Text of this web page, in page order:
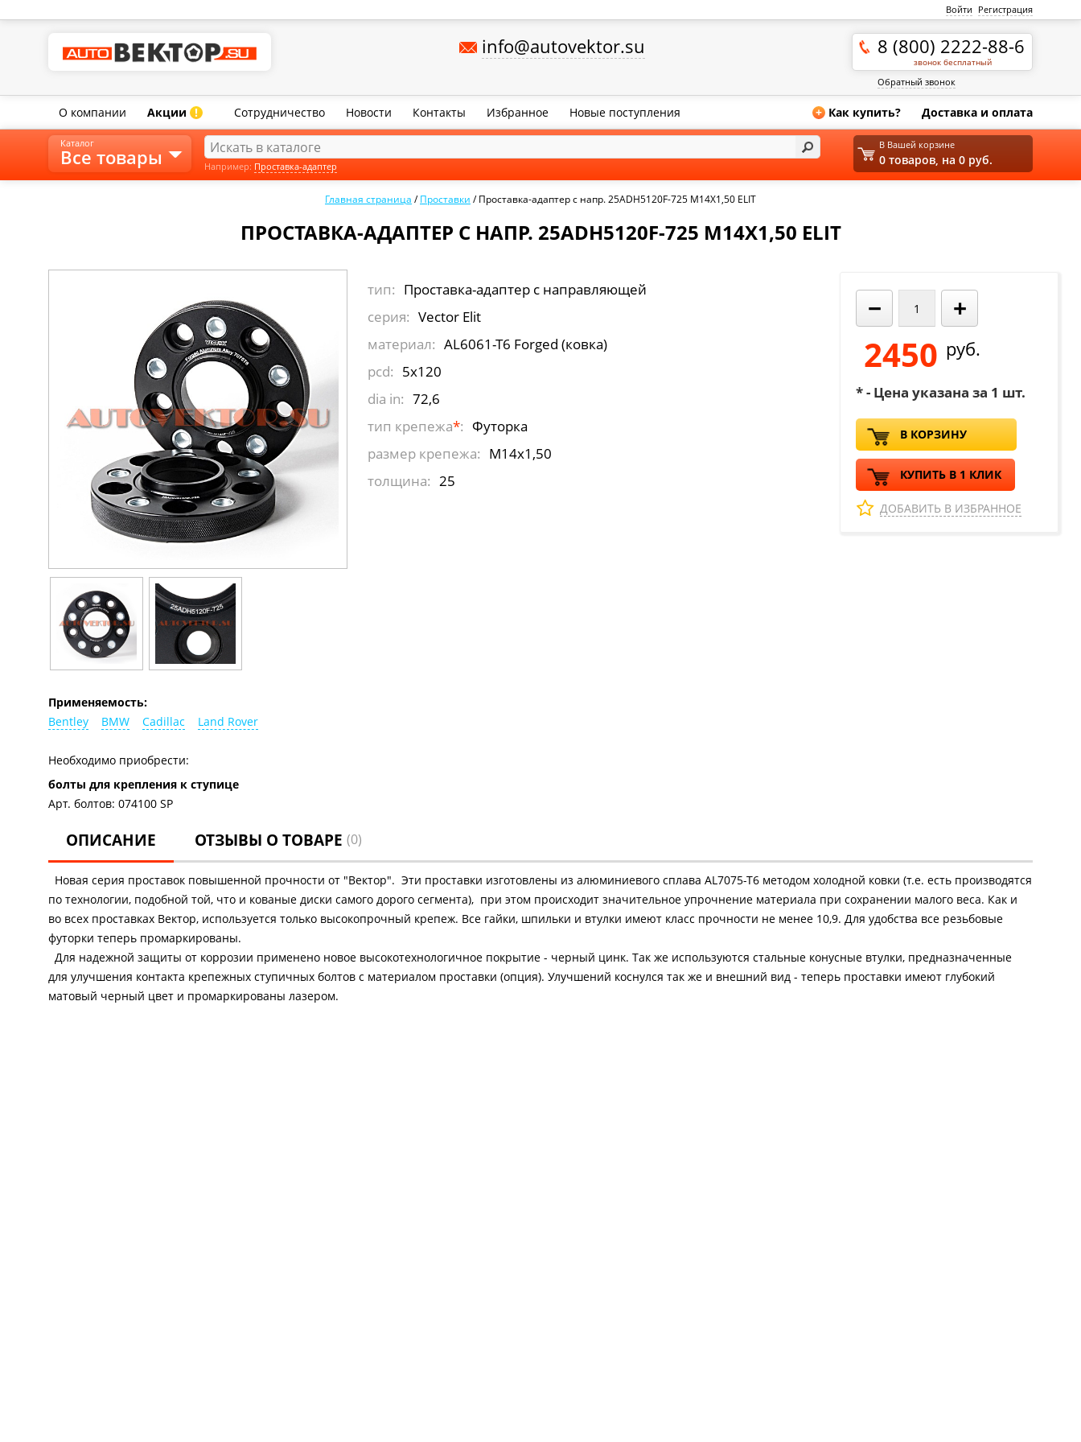
Войти Регистрация
info@autovektor.su 8 (800) 2222-88-6
звонок бесплатный
Обратный звонок
О компании Акции ! Сотрудничество Новости Контакты Избранное Новые поступления + Как купить? Доставка и оплата
Главная страница /Проставки /Проставка-адаптер с напр. 25ADH5120F-725 M14X1,50 ELIT
ПРОСТАВКА-АДАПТЕР С НАПР. 25ADH5120F-725 M14X1,50 ELIT
тип: Проставка-адаптер с направляющей
серия: Vector Elit
материал: AL6061-T6 Forged (ковка)
pcd: 5x120
dia in: 72,6
тип крепежа*: Футорка
размер крепежа: М14х1,50
толщина: 25
Применяемость:
Bentley
BMW Cadillac Land Rover
− +
2450 руб.
* - Цена указана за 1 шт.
В КОРЗИНУ
КУПИТЬ В 1 КЛИК
ДОБАВИТЬ В ИЗБРАННОЕ
Необходимо приобрести:
болты для крепления к ступице
Арт. болтов: 074100 SP
ОПИСАНИЕ ОТЗЫВЫ О ТОВАРЕ (0)
Новая серия проставок повышенной прочности от "Вектор". Эти проставки изготовлены из алюминиевого сплава AL7075-T6 методом холодной ковки (т.е. есть производятся
по технологии, подобной той, что и кованые диски самого дорого сегмента), при этом происходит значительное упрочнение материала при сохранении малого веса. Как и
во всех проставках Вектор, используется только высокопрочный крепеж. Все гайки, шпильки и втулки имеют класс прочности не менее 10,9. Для удобства все резьбовые
футорки теперь промаркированы.
Для надежной защиты от коррозии применено новое высокотехнологичное покрытие - черный цинк. Так же используются стальные конусные втулки, предназначенные
для улучшения контакта крепежных ступичных болтов с материалом проставки (опция). Улучшений коснулся так же и внешний вид - теперь проставки имеют глубокий
матовый черный цвет и промаркированы лазером.
Каталог
Все товары
В Вашей корзине
0 товаров, на 0 руб.
Например: Проставка-адаптер